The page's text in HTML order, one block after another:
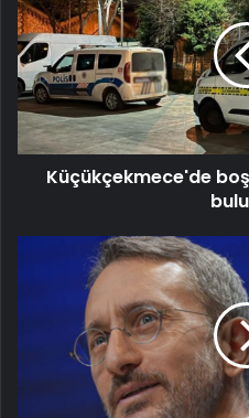
arazide
cansız
beden
bulundu
Küçükçekmece'de
Cumhurbaşkanımızın